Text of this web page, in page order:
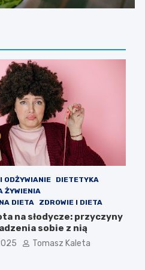
ODŻYWIANIE
DIETETYKA
ŻYWIENIA
DIETA
ZDROWIE I DIETA
na słodycze: przyczyny
sobie z nią
Tomasz Kaleta